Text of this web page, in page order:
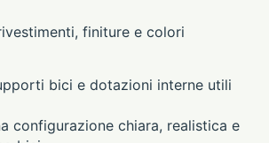
finiture e colori
bici e dotazioni interne utili
configurazione chiara, realistica e